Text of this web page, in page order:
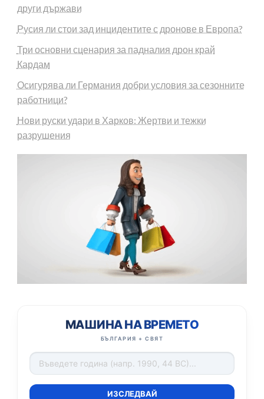
други държави
Русия ли стои зад инцидентите с дронове в Европа?
Три основни сценария за падналия дрон край
Кардам
Осигурява ли Германия добри условия за сезонните
работници?
Нови руски удари в Харков: Жертви и тежки
разрушения
МАШИНА НА ВРЕМЕТО
БЪЛГАРИЯ + СВЯТ
ИЗСЛЕДВАЙ